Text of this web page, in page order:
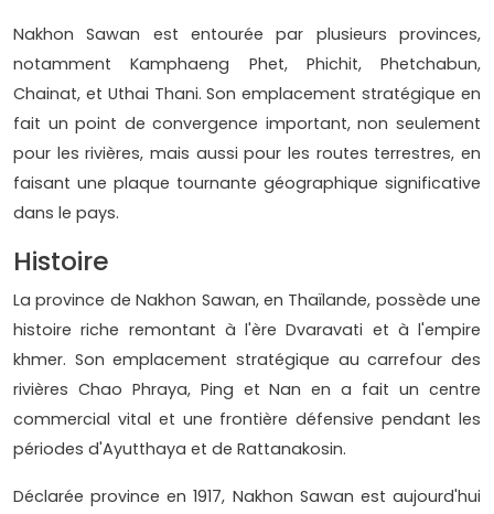
Nakhon Sawan est entourée par plusieurs provinces,
notamment Kamphaeng Phet, Phichit, Phetchabun,
Chainat, et Uthai Thani. Son emplacement stratégique en
fait un point de convergence important, non seulement
pour les rivières, mais aussi pour les routes terrestres, en
faisant une plaque tournante géographique significative
dans le pays.
Histoire
La province de Nakhon Sawan, en Thaïlande, possède une
histoire riche remontant à l'ère Dvaravati et à l'empire
khmer. Son emplacement stratégique au carrefour des
rivières Chao Phraya, Ping et Nan en a fait un centre
commercial vital et une frontière défensive pendant les
périodes d'Ayutthaya et de Rattanakosin.
Déclarée province en 1917, Nakhon Sawan est aujourd'hui